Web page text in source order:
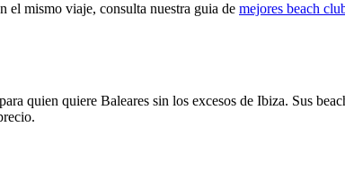
el mismo viaje, consulta nuestra guia de mejores beach
quien quiere Baleares sin los excesos de Ibiza. Sus